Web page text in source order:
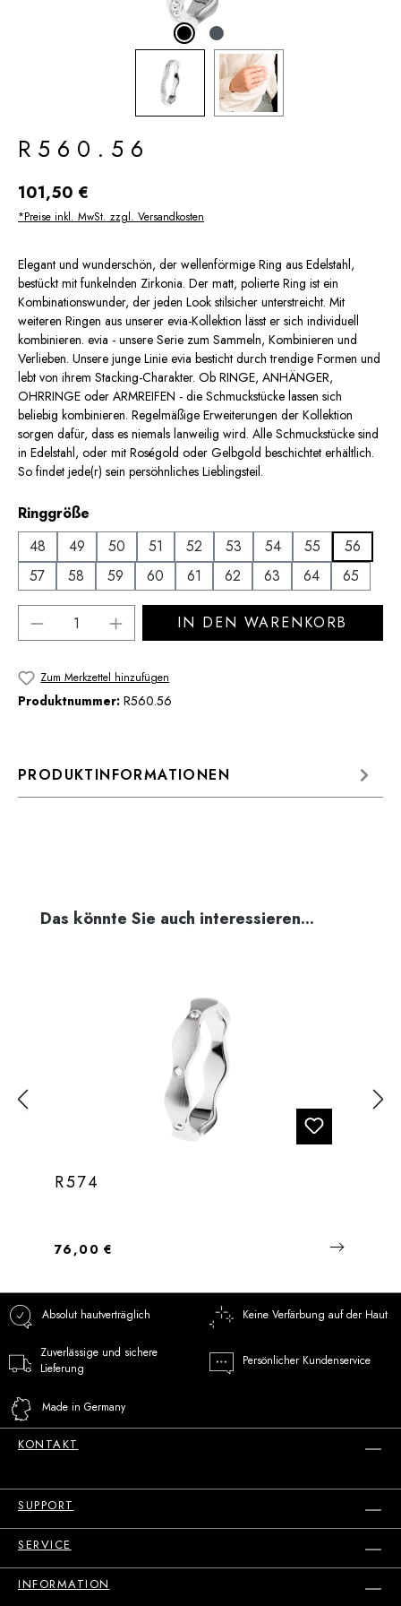
R560.56
Regulärer Preis:
101,50 €
*Preise inkl. MwSt. zzgl. Versandkosten
Elegant und wunderschön, der wellenförmige Ring aus Edelstahl,
bestückt mit funkelnden Zirkonia. Der matt, polierte Ring ist ein
Kombinationswunder, der jeden Look stilsicher unterstreicht. Mit
weiteren Ringen aus unserer evia-Kollektion lässt er sich individuell
kombinieren. evia - unsere Serie zum Sammeln, Kombinieren und
Verlieben. Unsere junge Linie evia besticht durch trendige Formen und
lebt von ihrem Stacking-Charakter. Ob RINGE, ANHÄNGER,
OHRRINGE oder ARMREIFEN - die Schmuckstücke lassen sich
beliebig kombinieren. Regelmäßige Erweiterungen der Kollektion
sorgen dafür, dass es niemals lanweilig wird. Alle Schmuckstücke sind
in Edelstahl, oder mit Roségold oder Gelbgold beschichtet erhältlich.
So findet jede(r) sein persöhnliches Lieblingsteil.
Ringgröße
48
49 50 51 52 53 54 55
56
57
58 59 60 61 62 63 64 65
Produkt Anzahl: Gib den gewünschten
IN DEN WARENKORB
Zum Merkzettel hinzufügen
Produktnummer: R560.56
PRODUKTINFORMATIONEN
Produktgalerie überspringen
Das könnte Sie auch interessieren...
R574
Regulärer Preis:
76,00 €
Absolut hautverträglich Keine Verfärbung auf der Haut
Zuverlässige und sichere
Lieferung
Persönlicher Kundenservice
Made in Germany
KONTAKT
SUPPORT
SERVICE
INFORMATION